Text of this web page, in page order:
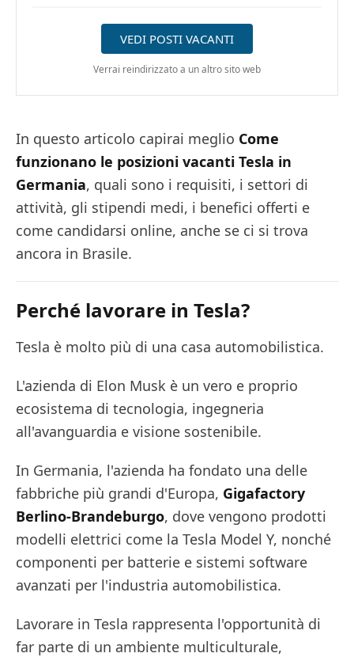
VEDI POSTI VACANTI
Verrai reindirizzato a un altro sito web
In questo articolo capirai meglio Come
funzionano le posizioni vacanti Tesla in
Germania, quali sono i requisiti, i settori di
attività, gli stipendi medi, i benefici offerti e
come candidarsi online, anche se ci si trova
ancora in Brasile.
Perché lavorare in Tesla?
Tesla è molto più di una casa automobilistica.
L'azienda di Elon Musk è un vero e proprio
ecosistema di tecnologia, ingegneria
all'avanguardia e visione sostenibile.
In Germania, l'azienda ha fondato una delle
fabbriche più grandi d'Europa, Gigafactory
Berlino-Brandeburgo, dove vengono prodotti
modelli elettrici come la Tesla Model Y, nonché
componenti per batterie e sistemi software
avanzati per l'industria automobilistica.
Lavorare in Tesla rappresenta l'opportunità di
far parte di un ambiente multiculturale,